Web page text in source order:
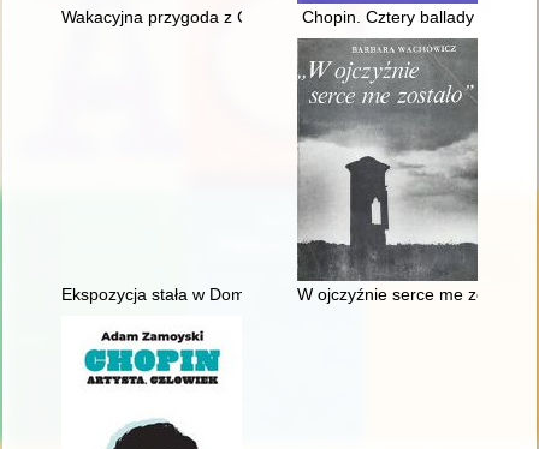
Wakacyjna przygoda z Chopinem" w Muzeum Niepodległości
Chopin. Cztery ballady
Ekspozycja stała w Domu Urodzenia Fryderyka Chopina w
W ojczyźnie serce me